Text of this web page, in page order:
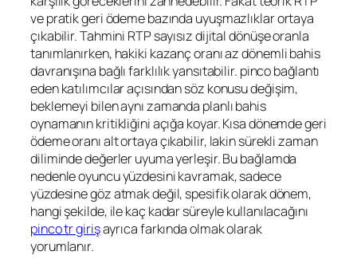
ve pratik geri ödeme bazında uyuşmazlıklar ortaya
çıkabilir. Tahmini RTP sayısız dijital dönüşe oranla
tanımlanırken, hakiki kazanç oranı az dönemli bahis
davranışına bağlı farklılık yansıtabilir. pinco bağlantı
eden katılımcılar açısından söz konusu değişim,
beklemeyi bilen aynı zamanda planlı bahis
oynamanın kritikliğini açığa koyar. Kısa dönemde geri
ödeme oranı alt ortaya çıkabilir, lakin sürekli zaman
diliminde değerler uyuma yerleşir. Bu bağlamda
nedenle oyuncu yüzdesini kavramak, sadece
yüzdesine göz atmak değil, spesifik olarak dönem,
hangi şekilde, ile kaç kadar süreyle kullanılacağını
pinco tr girişayrıca farkında olmak olarak
yorumlanır.